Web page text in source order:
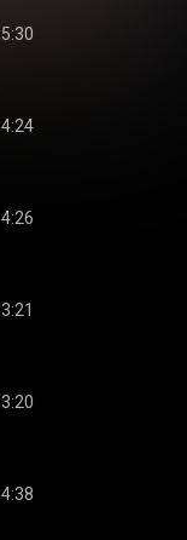
5:30
4:24
4:26
3:21
3:20
4:38